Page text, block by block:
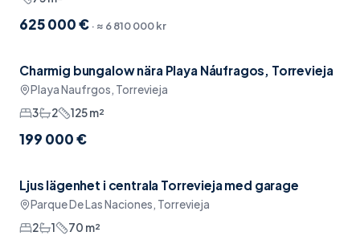
625 000 € · ≈ 6 810 000 kr
Möblerat
Charmig bungalow nära Playa Náufragos, Torrevieja
Playa Naufrgos, Torrevieja
3
2 125m²
199 000 €
Reserverad Pool
Ljus lägenhet i centrala Torrevieja med garage
Parque De Las Naciones, Torrevieja
2
1 70 m²